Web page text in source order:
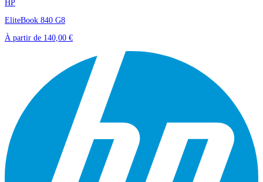
HP
EliteBook 840 G8
À partir de 140,00 €